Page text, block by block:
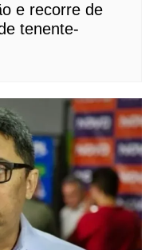
e recorre de
tenente-